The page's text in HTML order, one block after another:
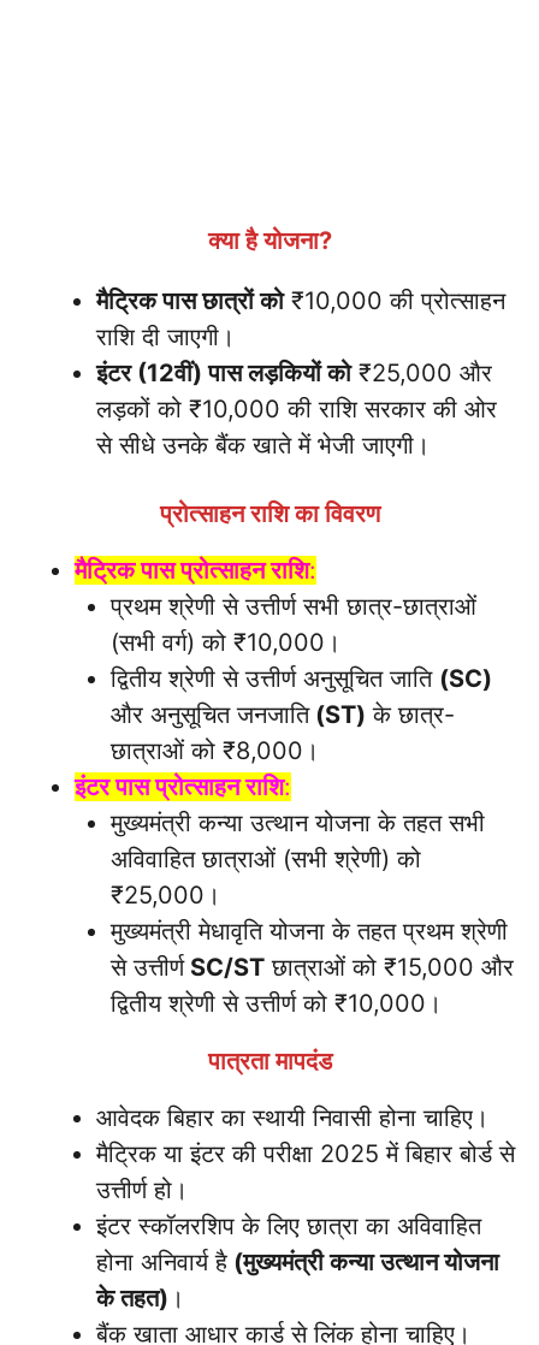
क्या है योजना?
मैट्रिक पास छात्रों को₹10,000 की प्रोत्साहन
राशि दी जाएगी।
इंटर (12वीं) पास लड़कियों को₹25,000 और
लड़कों को ₹10,000 की राशि सरकार की ओर
से सीधे उनके बैंक खाते में भेजी जाएगी।
प्रोत्साहन राशि का विवरण
मैट्रिक पास प्रोत्साहन राशि:
प्रथम श्रेणी से उत्तीर्ण सभी छात्र-छात्राओं
(सभी वर्ग) को ₹10,000।
द्वितीय श्रेणी से उत्तीर्ण अनुसूचित जाति (SC)
और अनुसूचित जनजाति(ST) के छात्र-
छात्राओं को ₹8,000।
इंटर पास प्रोत्साहन राशि:
मुख्यमंत्री कन्या उत्थान योजना के तहत सभी
अविवाहित छात्राओं (सभी श्रेणी) को
₹25,000।
मुख्यमंत्री मेधावृति योजना के तहत प्रथम श्रेणी
से उत्तीर्णSC/ST छात्राओं को ₹15,000 और
द्वितीय श्रेणी से उत्तीर्ण को ₹10,000।
पात्रता मापदंड
आवेदक बिहार का स्थायी निवासी होना चाहिए।
मैट्रिक या इंटर की परीक्षा 2025 में बिहार बोर्ड से
उत्तीर्ण हो।
इंटर स्कॉलरशिप के लिए छात्रा का अविवाहित
होना अनिवार्य है (मुख्यमंत्री कन्या उत्थान योजना
के तहत) ।
बैंक खाता आधार कार्ड से लिंक होना चाहिए।